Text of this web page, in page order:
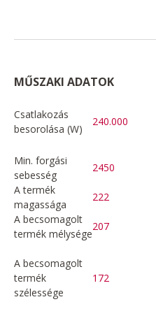
MŰSZAKI ADATOK
Csatlakozás
besorolása (W)
240.000
Min. forgási
sebesség
2450
A termék
magassága
222
A becsomagolt
termék mélysége
207
A becsomagolt
termék
szélessége
172